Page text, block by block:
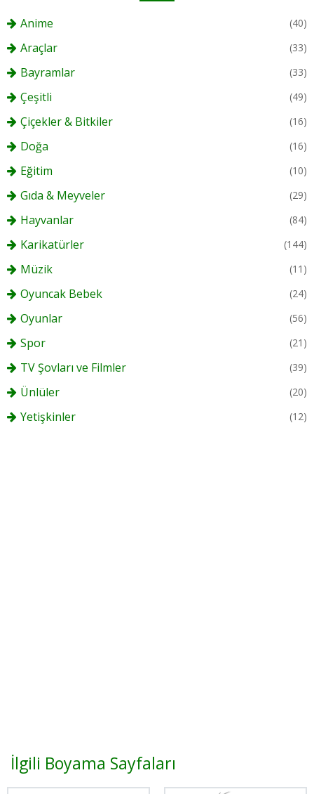
Anime (40)
Araçlar (33)
Bayramlar (33)
Çeşitli (49)
Çiçekler & Bitkiler (16)
Doğa (16)
Eğitim (10)
Gıda & Meyveler (29)
Hayvanlar (84)
Karikatürler (144)
Müzik (11)
Oyuncak Bebek (24)
Oyunlar (56)
Spor (21)
TV Şovları ve Filmler (39)
Ünlüler (20)
Yetişkinler (12)
İlgili Boyama Sayfaları